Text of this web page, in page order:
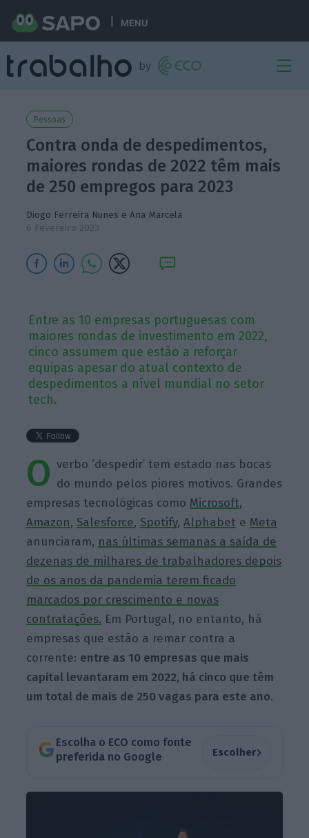
MENU
Pessoas
Contra onda de despedimentos,
maiores rondas de 2022 têm mais
de 250 empregos para 2023
Diogo Ferreira Nunes eAna Marcela
6 Fevereiro 2023
Entre as 10 empresas portuguesas com
maiores rondas de investimento em 2022,
cinco assumem que estão a reforçar
equipas apesar do atual contexto de
despedimentos a nível mundial no setor
tech.
O verbo ‘despedir’ tem estado nas bocas
do mundo pelos piores motivos. Grandes
empresas tecnológicas como Microsoft,
Amazon, Salesforce, Spotify,Alphabet e Meta
anunciaram, nas últimas semanas a saída de
dezenas de milhares de trabalhadores depois
de os anos da pandemia terem ficado
marcados por crescimento e novas
contratações. Em Portugal, no entanto, há
empresas que estão a remar contra a
corrente: entre as 10 empresas que mais
capital levantaram em 2022, há cinco que têm
um total de mais de 250 vagas para este ano.
Escolha o ECO como fonte
preferida no Google
Escolher›